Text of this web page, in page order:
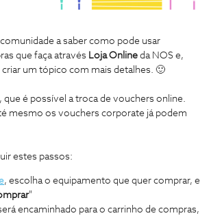
a saber como pode usar
que faça através Loja Online da NOS e,
um tópico com mais detalhes. 🙂
que é possível a troca de vouchers online.
mesmo os vouchers corporate já podem
estes passos:
, escolha o equipamento que quer comprar, e
"
encaminhado para o carrinho de compras,